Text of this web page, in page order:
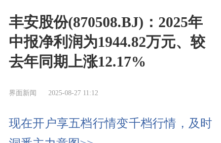
丰安股份(870508.BJ)：2025年
中报净利润为1944.82万元、较
去年同期上涨12.17%
界面新闻 2025-08-27 11:12
现在开户享五档行情变千档行情，及时